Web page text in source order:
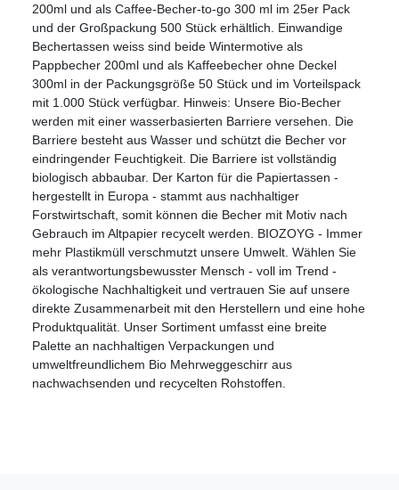
200ml und als Caffee-Becher-to-go 300 ml im 25er Pack
und der Großpackung 500 Stück erhältlich. Einwandige
Bechertassen weiss sind beide Wintermotive als
Pappbecher 200ml und als Kaffeebecher ohne Deckel
300ml in der Packungsgröße 50 Stück und im Vorteilspack
mit 1.000 Stück verfügbar. Hinweis: Unsere Bio-Becher
werden mit einer wasserbasierten Barriere versehen. Die
Barriere besteht aus Wasser und schützt die Becher vor
eindringender Feuchtigkeit. Die Barriere ist vollständig
biologisch abbaubar. Der Karton für die Papiertassen -
hergestellt in Europa - stammt aus nachhaltiger
Forstwirtschaft, somit können die Becher mit Motiv nach
Gebrauch im Altpapier recycelt werden. BIOZOYG - Immer
mehr Plastikmüll verschmutzt unsere Umwelt. Wählen Sie
als verantwortungsbewusster Mensch - voll im Trend -
ökologische Nachhaltigkeit und vertrauen Sie auf unsere
direkte Zusammenarbeit mit den Herstellern und eine hohe
Produktqualität. Unser Sortiment umfasst eine breite
Palette an nachhaltigen Verpackungen und
umweltfreundlichem Bio Mehrweggeschirr aus
nachwachsenden und recycelten Rohstoffen.